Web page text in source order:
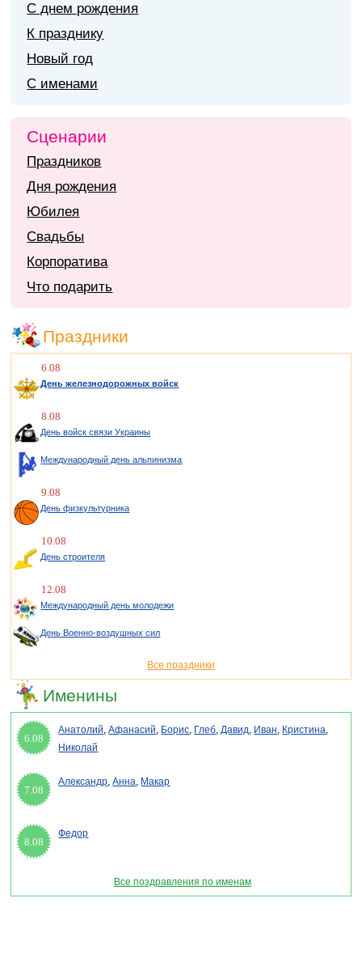
С днем рождения
К празднику
Новый год
С именами
Сценарии
Праздников
Дня рождения
Юбилея
Свадьбы
Корпоратива
Что подарить
Праздники
6.08
День железнодорожных войск
8.08
День войск связи Украины
Международный день альпинизма
9.08
День физкультурника
10.08
День строителя
12.08
Международный день молодежи
День Военно-воздушных сил
Все праздники
Именины
6.08
Анатолий,Афанасий, Борис, Глеб,Давид, Иван, Кристина,
Николай
7.08
Александр,Анна, Макар
8.08
Федор
Все поздравления по именам